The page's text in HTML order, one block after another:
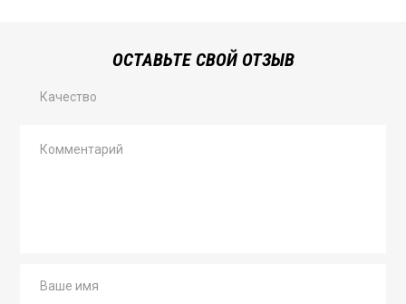
ОСТАВЬТЕ СВОЙ ОТЗЫВ
Качество